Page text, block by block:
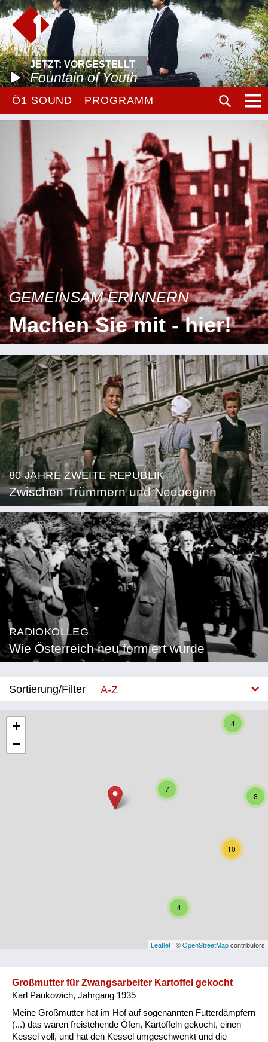
JETZT: VORGESTELLT
Fountain of Youth
Ö1 SOUND PROGRAMM
GEMEINSAM ERINNERN
Machen Sie mit - hier!
80 JAHRE ZWEITE REPUBLIK
Zwischen Trümmern und Neubeginn
RADIOKOLLEG
Wie Österreich neu formiert wurde
Sortierung/Filter
A-Z
Kärnten
Vorarlberg
Kategorie
Besatzungsmächte
10
7
4
4
8
+
−
Leaflet | ©OpenStreetMapcontributors
Großmutter für Zwangsarbeiter Kartoffel gekocht
Karl Paukowich, Jahrgang 1935
Meine Großmutter hat im Hof auf sogenannten Futterdämpfern
(...) das waren freistehende Öfen, Kartoffeln gekocht, einen
Kessel voll, und hat den Kessel umgeschwenkt und die